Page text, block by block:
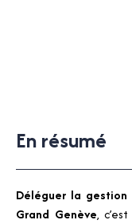
En résumé
Déléguer la
Grand Genève,